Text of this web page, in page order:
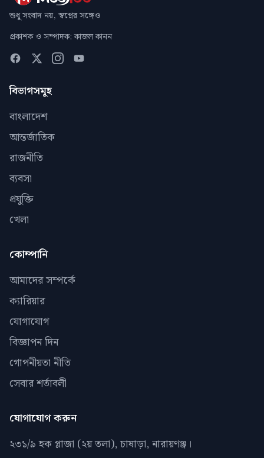
শুধু সংবাদ নয়, স্বপ্নের সঙ্গেও
প্রকাশক ও সম্পাদক: কাজল কানন
বিভাগসমূহ
বাংলাদেশ
আন্তর্জাতিক
রাজনীতি
ব্যবসা
প্রযুক্তি
খেলা
কোম্পানি
আমাদের সম্পর্কে
ক্যারিয়ার
যোগাযোগ
বিজ্ঞাপন দিন
গোপনীয়তা নীতি
সেবার শর্তাবলী
যোগাযোগ করুন
২৩১/৯ হক প্লাজা (২য় তলা), চাষাড়া, নারায়ণঞ্জ।